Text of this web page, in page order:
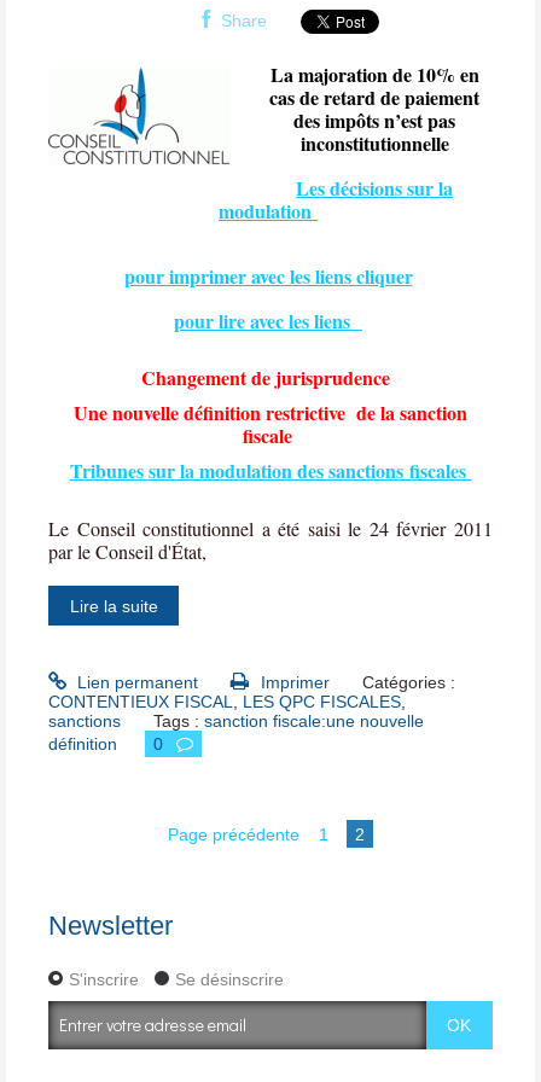
Share
La majoration de 10% en
cas de retard de paiement
des impôts n’est pas
inconstitutionnelle
Les décisions sur la
modulation
pour imprimer avec les liens cliquer
pour lire avec les liens
Changement de jurisprudence
Une nouvelle définition restrictive de la sanction
fiscale
Tribunes sur la modulation des sanctions fiscales
Le Conseil constitutionnel a été saisi le 24 février 2011
par le Conseil d'État,
Lire la suite
Lien permanent Imprimer
Catégories :
CONTENTIEUX FISCAL
LES QPC FISCALES
sanctions
Tags :sanction fiscale:une nouvelle
définition
0
Page précédente 1 2
Newsletter
S'inscrire Se désinscrire